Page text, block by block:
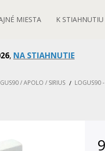
MIESTA K STIAHNUTIU
, NA STIAHNUTIE
/ APOLO / SIRIUS LOGUS90 -